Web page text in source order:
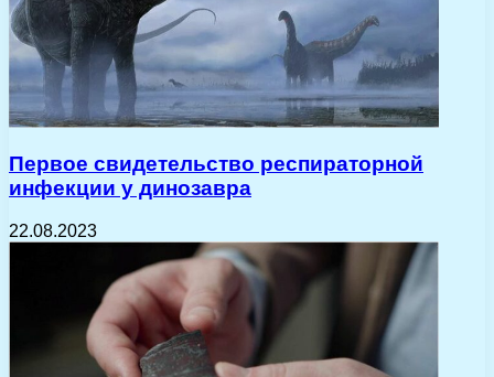
Первое свидетельство респираторной
инфекции у динозавра
22.08.2023